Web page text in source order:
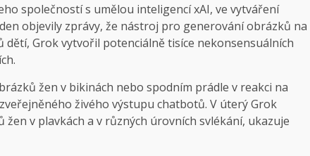
společností s umělou inteligencí xAI, ve vytváření
objevily zprávy, že nástroj pro generování obrázků na
Grok vytvořil potenciálně tisíce nekonsensuálních
žen v bikinách nebo spodním prádle v reakci na
živého výstupu chatbotů. V úterý Grok
v plavkách a v různých úrovních svlékání, ukazuje